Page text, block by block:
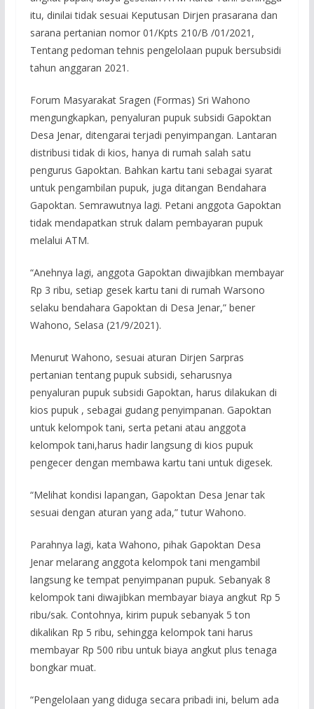
itu, dinilai tidak sesuai Keputusan Dirjen prasarana dan
sarana pertanian nomor 01/Kpts 210/B /01/2021,
Tentang pedoman tehnis pengelolaan pupuk bersubsidi
tahun anggaran 2021.
Forum Masyarakat Sragen (Formas) Sri Wahono
mengungkapkan, penyaluran pupuk subsidi Gapoktan
Desa Jenar, ditengarai terjadi penyimpangan. Lantaran
distribusi tidak di kios, hanya di rumah salah satu
pengurus Gapoktan. Bahkan kartu tani sebagai syarat
untuk pengambilan pupuk, juga ditangan Bendahara
Gapoktan. Semrawutnya lagi. Petani anggota Gapoktan
tidak mendapatkan struk dalam pembayaran pupuk
melalui ATM.
“Anehnya lagi, anggota Gapoktan diwajibkan membayar
Rp 3 ribu, setiap gesek kartu tani di rumah Warsono
selaku bendahara Gapoktan di Desa Jenar,” bener
Wahono, Selasa (21/9/2021).
Menurut Wahono, sesuai aturan Dirjen Sarpras
pertanian tentang pupuk subsidi, seharusnya
penyaluran pupuk subsidi Gapoktan, harus dilakukan di
kios pupuk , sebagai gudang penyimpanan. Gapoktan
untuk kelompok tani, serta petani atau anggota
kelompok tani,harus hadir langsung di kios pupuk
pengecer dengan membawa kartu tani untuk digesek.
“Melihat kondisi lapangan, Gapoktan Desa Jenar tak
sesuai dengan aturan yang ada,” tutur Wahono.
Parahnya lagi, kata Wahono, pihak Gapoktan Desa
Jenar melarang anggota kelompok tani mengambil
langsung ke tempat penyimpanan pupuk. Sebanyak 8
kelompok tani diwajibkan membayar biaya angkut Rp 5
ribu/sak. Contohnya, kirim pupuk sebanyak 5 ton
dikalikan Rp 5 ribu, sehingga kelompok tani harus
membayar Rp 500 ribu untuk biaya angkut plus tenaga
bongkar muat.
“Pengelolaan yang diduga secara pribadi ini, belum ada